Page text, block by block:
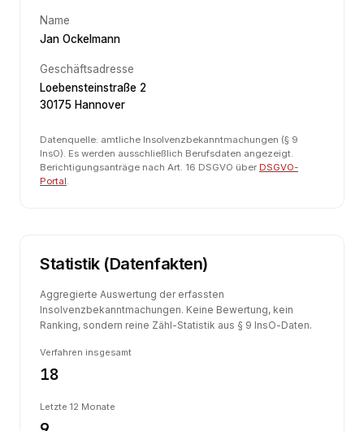
Name
Jan Ockelmann
Geschäftsadresse
Loebensteinstraße 2
30175 Hannover
Datenquelle: amtliche Insolvenzbekanntmachungen (§ 9
InsO). Es werden ausschließlich Berufsdaten angezeigt.
Berichtigungsanträge nach Art. 16 DSGVO über DSGVO-
Portal.
Statistik (Datenfakten)
Aggregierte Auswertung der erfassten
Insolvenzbekanntmachungen. Keine Bewertung, kein
Ranking, sondern reine Zähl-Statistik aus § 9 InsO-Daten.
Verfahren insgesamt
18
Letzte 12 Monate